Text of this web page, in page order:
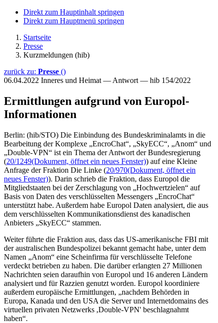
Direkt zum Hauptinhalt springen
Direkt zum Hauptmenü springen
Startseite
Presse
Kurzmeldungen (hib)
zurück zu: Presse ()
06.04.2022 Inneres und Heimat — Antwort — hib 154/2022
Ermittlungen aufgrund von Europol-
Informationen
Berlin: (hib/STO) Die Einbindung des Bundeskriminalamts in die
Bearbeitung der Komplexe „EncroChat“, „SkyECC“, „Anom“ und
„Double-VPN“ ist ein Thema der Antwort der Bundesregierung
(20/1249(Dokument, öffnet ein neues Fenster)) auf eine Kleine
Anfrage der Fraktion Die Linke (20/970(Dokument, öffnet ein
neues Fenster)). Darin schrieb die Fraktion, dass Europol die
Mitgliedstaaten bei der Zerschlagung von „Hochwertzielen“ auf
Basis von Daten des verschlüsselten Messengers „EncroChat“
unterstützt habe. Außerdem habe Europol Daten analysiert, die aus
dem verschlüsselten Kommunikationsdienst des kanadischen
Anbieters „SkyECC“ stammen.
Weiter führte die Fraktion aus, dass das US-amerikanische FBI mit
der australischen Bundespolizei bekannt gemacht habe, unter dem
Namen „Anom“ eine Scheinfirma für verschlüsselte Telefone
verdeckt betrieben zu haben. Die darüber erlangten 27 Millionen
Nachrichten seien daraufhin von Europol und 16 anderen Ländern
analysiert und für Razzien genutzt worden. Europol koordiniere
außerdem europäische Ermittlungen, „nachdem Behörden in
Europa, Kanada und den USA die Server und Internetdomains des
virtuellen privaten Netzwerks ,Double-VPN' beschlagnahmt
haben“.